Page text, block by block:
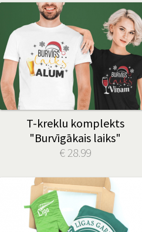
T-kreklu komplekts
"Burvīgākais laiks"
€ 28.99